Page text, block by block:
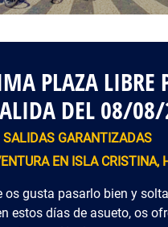
PLAZA LIBRE
DEL 08/
GARANTIZADAS
EN ISLA CRISTINA,
os gusta pasarlo bien y
estos días de asueto, os